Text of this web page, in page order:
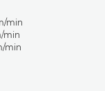
min
min
min